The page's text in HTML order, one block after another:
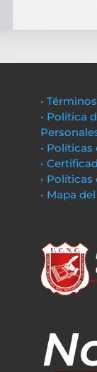
•
• Política
•
•
•
• Mapa